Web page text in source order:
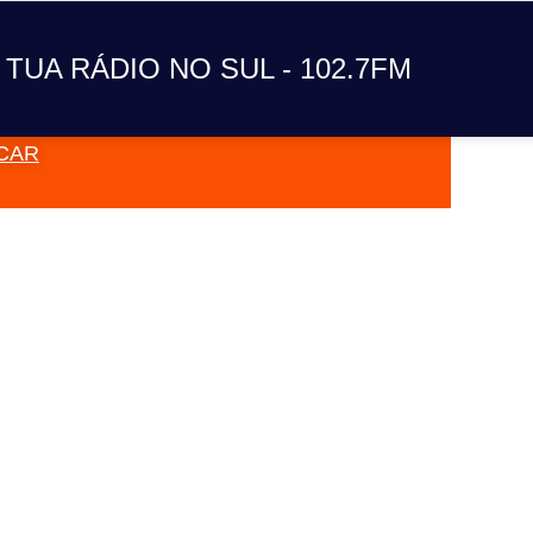
TUA RÁDIO NO SUL - 102.7FM
A TUA RÁDIO NO SUL